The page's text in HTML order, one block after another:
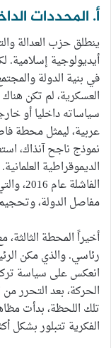
أ. المحددات
ينطلق حزب العدالة
أيديولوجية إسلامية.
في بنية الدولة
العسكرية، لم تكن
عربية، ليمثل محطة
نموذج ناجح آنذاك،
الديموقراطية
مفاصل الدولة،
رئاسي. والذي مكن
انعكس على سياسة
الحركة، بعد التحرر
تلك اللحظة، بدأت
الفكرية تتبلور بشكل